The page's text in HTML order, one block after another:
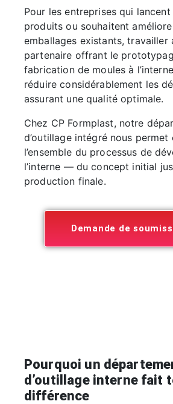
Pour les entreprises qui
produits ou souhaitent
emballages existants, travailler
partenaire offrant le
fabrication de moules à
réduire considérablement les
assurant une qualité optimale.
Chez CP Formplast, notre
d’outillage intégré nous permet
l’ensemble du processus de
l’interne — du concept initial
production finale.
Demande de
Pourquoi un
d’outillage interne fait
différence